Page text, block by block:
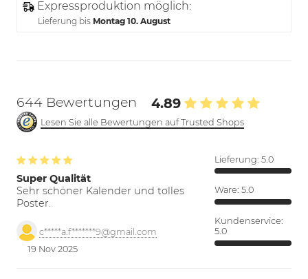
Expressproduktion möglich:
Lieferung bis Montag 10. August
644 Bewertungen 4.89
Lesen Sie alle Bewertungen auf Trusted Shops
Super Qualität
Sehr schöner Kalender und tolles
Poster.
c*****a.f*******9@gmail.com
19 Nov 2025
Lieferung: 5.0
Ware: 5.0
Kundenservice:
5.0